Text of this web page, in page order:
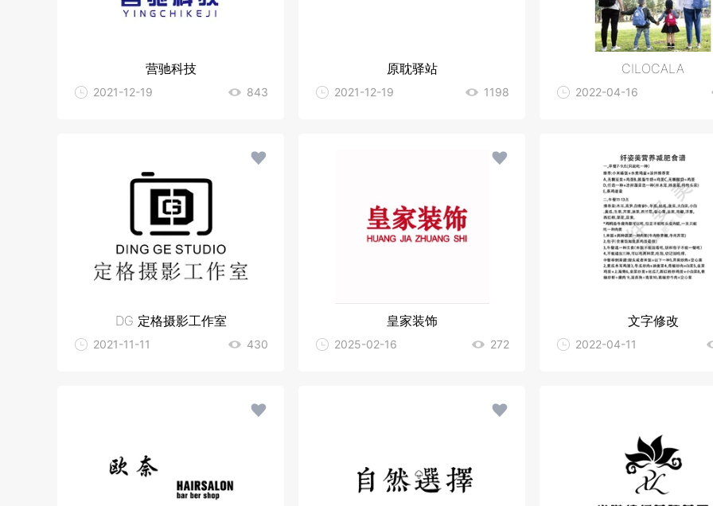
营驰科技
2021-12-19 843
原耽驿站
2021-12-19 1198
CILOCALA
2022-04-16
DG 定格摄影工作室
2021-11-11 430
皇家装饰
2025-02-16 272
文字修改
2022-04-11